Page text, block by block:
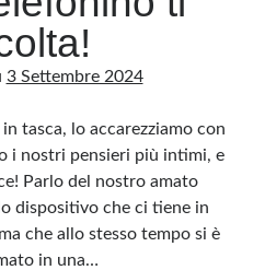
3 Settembre 2024
tasca, lo accarezziamo con
i nostri pensieri più intimi, e
Parlo del nostro amato
dispositivo che ci tiene in
che allo stesso tempo si è
in una…